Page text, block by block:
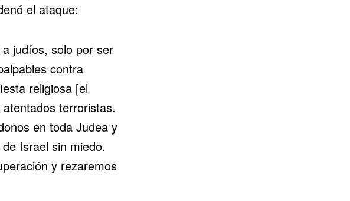
el ataque:
judíos, solo por ser
contra
religiosa [el
terroristas.
en toda Judea y
Israel sin miedo.
y rezaremos